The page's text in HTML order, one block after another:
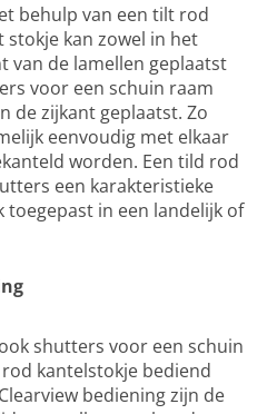
behulp van een tilt rod
kan zowel in het
van de lamellen geplaatst
voor een schuin raam
de zijkant geplaatst. Zo
eenvoudig met elkaar
worden. Een tild rod
een karakteristieke
in een landelijk of
shutters voor een schuin
kantelstokje bediend
bediening zijn de